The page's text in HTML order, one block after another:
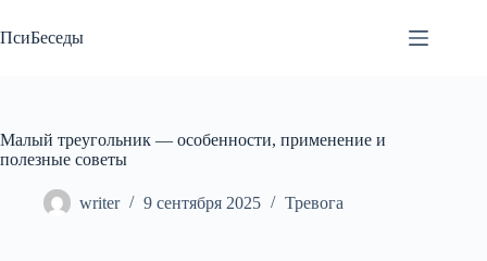
к
сути
ПсиБеседы
Малый треугольник — особенности, применение и
полезные советы
writer 9 сентября 2025 Тревога